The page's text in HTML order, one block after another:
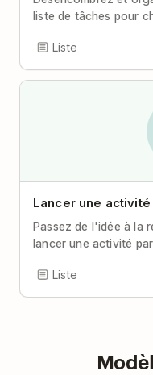
liste de tâches pour
Liste
Lancer une
Passez de l'idée à la
lancer une activité
Liste